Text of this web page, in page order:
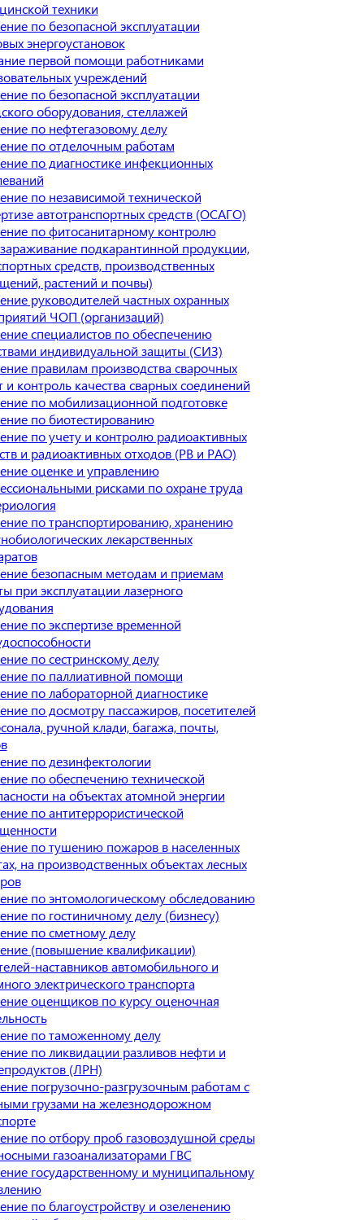
техники
по безопасной эксплуатации
энергоустановок
первой помощи работниками
учреждений
по безопасной эксплуатации
оборудования, стеллажей
по нефтегазовому делу
по отделочным работам
по диагностике инфекционных
по независимой технической
автотранспортных средств (ОСАГО)
по фитосанитарному контролю
подкарантинной продукции,
средств, производственных
растений и почвы)
руководителей частных охранных
ЧОП (организаций)
специалистов по обеспечению
индивидуальной защиты (СИЗ)
правилам производства сварочных
и контроль качества сварных соединений
по мобилизационной подготовке
по биотестированию
по учету и контролю радиоактивных
и радиоактивных отходов (РВ и РАО)
оценке и управлению
рисками по охране труда
по транспортированию, хранению
лекарственных
безопасным методам и приемам
при эксплуатации лазерного
по экспертизе временной
по сестринскому делу
по паллиативной помощи
по лабораторной диагностике
по досмотру пассажиров, посетителей
ручной клади, багажа, почты,
по дезинфектологии
по обеспечению технической
на объектах атомной энергии
по антитеррористической
по тушению пожаров в населенных
на производственных объектах лесных
по энтомологическому обследованию
по гостиничному делу (бизнесу)
по сметному делу
(повышение квалификации)
наставников автомобильного и
электрического транспорта
оценщиков по курсу оценочная
по таможенному делу
по ликвидации разливов нефти и
(ЛРН)
погрузочно-разгрузочным работам с
грузами на железнодорожном
по отбору проб газовоздушной среды
газоанализаторами ГВС
государственному и муниципальному
по благоустройству и озеленению